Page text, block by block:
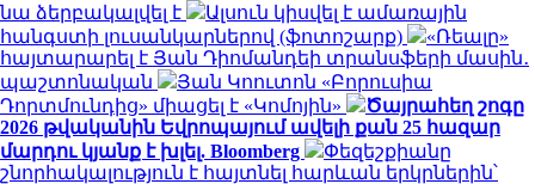
նա ձերբակալվել է
Ալսուն կիսվել է ամառային
հանգստի լուսանկարներով (ֆոտոշարք)
«Ռեալը»
հայտարարել է Յան Դիոմանդեի տրանսֆերի մասին․
պաշտոնական
Յան Կոուտոն «Բորուսիա
Դորտմունդից» միացել է «Կոմոյին»
Ծայրահեղ շոգը
2026 թվականին Եվրոպայում ավելի քան 25 հազար
մարդու կյանք է խլել. Bloomberg
Փեզեշքիանը
շնորհակալություն է հայտնել հարևան երկրներին՝